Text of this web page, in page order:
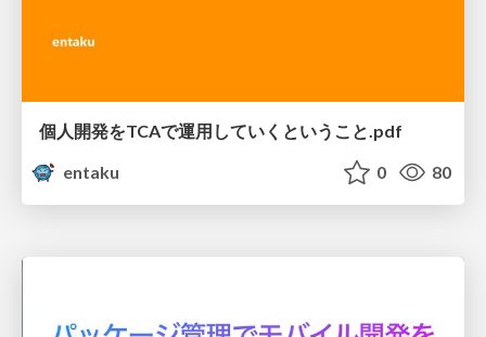
個人開発をTCAで運用していくということ.pdf
entaku
0 80